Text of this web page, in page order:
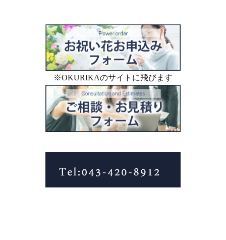
※OKURIKAのサイトに飛びます